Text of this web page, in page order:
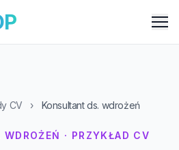
CV › Konsultant ds. wdrożeń
· PRZYKŁAD CV